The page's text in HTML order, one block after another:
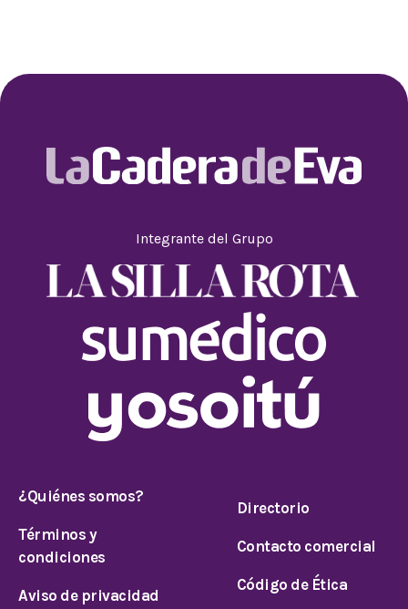
Integrante del Grupo
¿Quiénes somos?
Términos y
condiciones
Aviso de privacidad
Directorio
Contacto comercial
Código de Ética